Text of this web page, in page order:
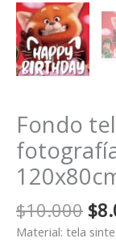
Fondo
$10.000 El
$
Material: tela